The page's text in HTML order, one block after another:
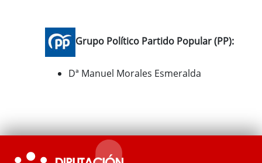
Grupo Político Partido Popular (PP):
Dª Manuel Morales Esmeralda